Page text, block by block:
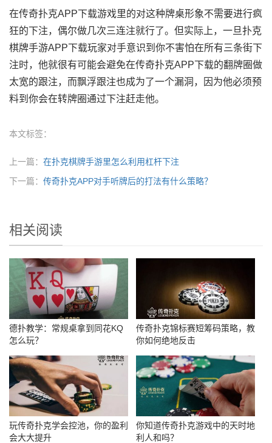
在传奇扑克APP下载游戏里的对这种牌桌形象不需要进行疯
狂的下注，偶尔做几次三连注就行了。但实际上，一旦扑克
棋牌手游APP下载玩家对手意识到你不害怕在所有三条街下
注时，他就很有可能会避免在传奇扑克APP下载的翻牌圈做
太宽的跟注，而飘浮跟注也成为了一个漏洞，因为他必须预
料到你会在转牌圈通过下注赶走他。
本文标签：
上一篇： 在扑克棋牌手游里怎么利用杠杆下注
下一篇： 传奇扑克APP对手听牌后的打法有什么策略？
相关阅读
德扑教学：常规桌拿到同花KQ
怎么玩？
传奇扑克锦标赛短筹码策略，教
你如何绝地反击
玩传奇扑克学会控池，你的盈利
会大大提升
你知道传奇扑克游戏中的天时地
利人和吗？